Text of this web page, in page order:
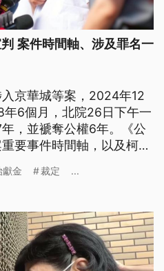
案件時間軸、涉及罪名一
京華城等案，2024年12
年6個月，北院26日下午一
，並褫奪公權6年。《公
要事件時間軸，以及柯文
獻金 裁定 ...